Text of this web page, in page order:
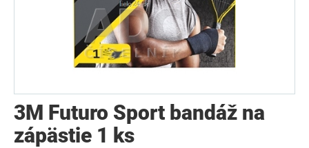
3M Futuro Sport bandáž na
zápästie 1 ks